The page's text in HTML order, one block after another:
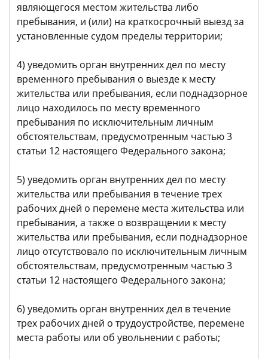
являющегося местом жительства либо
пребывания, и (или) на краткосрочный выезд за
установленные судом пределы территории;
4) уведомить орган внутренних дел по месту
временного пребывания о выезде к месту
жительства или пребывания, если поднадзорное
лицо находилось по месту временного
пребывания по исключительным личным
обстоятельствам, предусмотренным частью 3
статьи 12 настоящего Федерального закона;
5) уведомить орган внутренних дел по месту
жительства или пребывания в течение трех
рабочих дней о перемене места жительства или
пребывания, а также о возвращении к месту
жительства или пребывания, если поднадзорное
лицо отсутствовало по исключительным личным
обстоятельствам, предусмотренным частью 3
статьи 12 настоящего Федерального закона;
6) уведомить орган внутренних дел в течение
трех рабочих дней о трудоустройстве, перемене
места работы или об увольнении с работы;